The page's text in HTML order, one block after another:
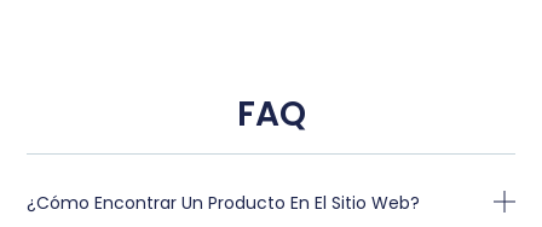
FAQ
¿Cómo Encontrar Un Producto En El Sitio Web?